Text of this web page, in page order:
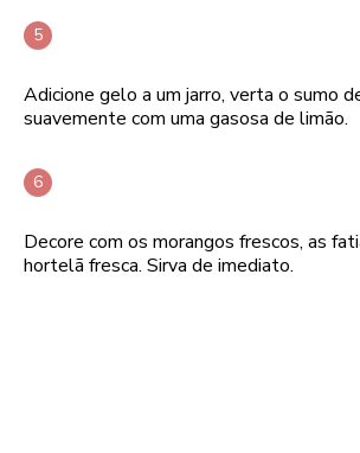
Adicione gelo a um jarro, verta o sumo
suavemente com uma gasosa de limão.
Decore com os morangos frescos, as
hortelã fresca. Sirva de imediato.